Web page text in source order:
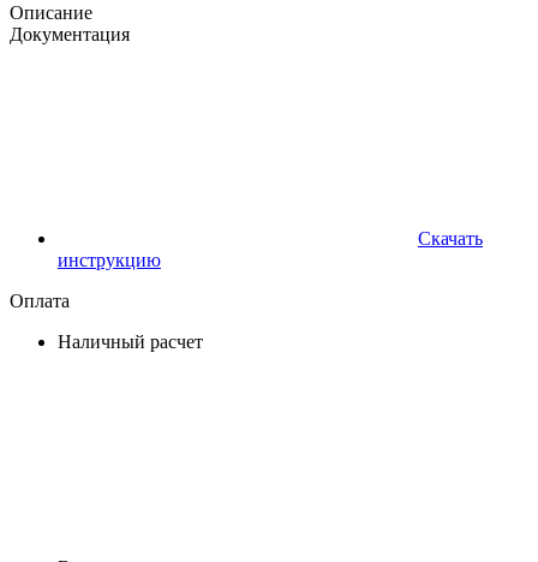
Описание
Документация
Скачать
инструкцию
Оплата
Наличный расчет